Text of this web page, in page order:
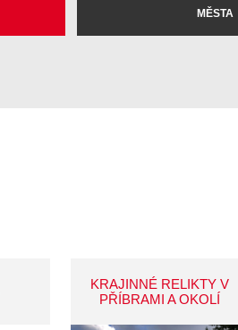
MĚSTA
KRAJINNÉ RELIKTY V
PŘÍBRAMI A OKOLÍ